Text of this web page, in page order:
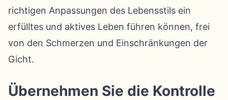
richtigen Anpassungen des Lebensstils ein
erfülltes und aktives Leben führen können, frei
von den Schmerzen und Einschränkungen der
Gicht.
Übernehmen Sie die Kontrolle